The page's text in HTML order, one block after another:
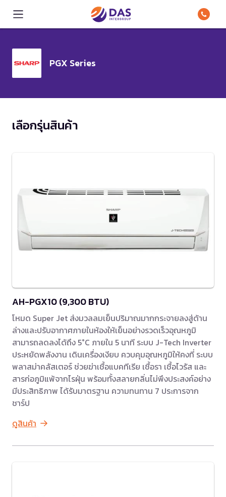
PGX Series
เลือกรุ่นสินค้า
AH-PGX10 (9,300 BTU)
โหมด Super Jet ส่งมวลลมเย็นปริมาณมากกระจายลงสู่ด้าน
ล่างและปรับอากาศภายในห้องให้เย็นอย่างรวดเร็วอุณหภูมิ
สามารถลดลงได้ถึง 5°C ภายใน 5 นาที ระบบ J-Tech Inverter
ประหยัดพลังงาน เดินเครื่องเงียบ ควบคุมอุณหภูมิให้คงที่ ระบบ
พลาสม่าคลัสเตอร์ ช่วยฆ่าเชื้อแบคทีเรีย เชื้อรา เชื้อไวรัส และ
สารก่อภูมิแพ้จากไรฝุ่น พร้อมทั้งสลายกลิ่นไม่พึงประสงค์อย่าง
มีประสิทธิภาพ ได้รับมาตรฐาน ความทนทาน 7 ประการจาก
ชาร์ป
ดูสินค้า